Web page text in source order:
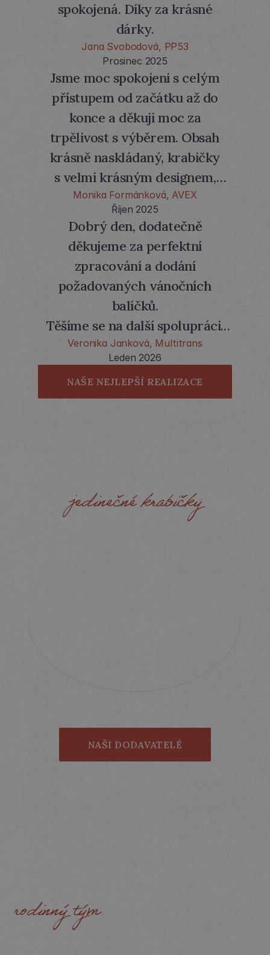
Jana Svobodová, PP53
Prosinec 2025
spokojená. Díky za krásné
dárky.
Monika Formánková, AVEX
Říjen 2025
Jsme moc spokojeni s celým
přístupem od začátku až do
konce a děkuji moc za
trpělivost s výběrem. Obsah
krásně naskládaný, krabičky
s velmi krásným designem,
jsme moc spokojeni.
Veronika Janková, Multitrans
Leden 2026
Dobrý den, dodatečně
děkujeme za perfektní
zpracování a dodání
požadovaných vánočních
balíčků.
Těšíme se na další spolupráci.
Pohodové a klidné svátky,
hodně spokojených zákazníků
NAŠE NEJLEPŠÍ REALIZACE
jedinečné krabičky
NAŠI DODAVATELÉ
KRABIČKOU
rodinný tým